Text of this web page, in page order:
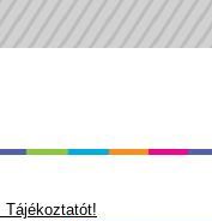
Tájékoztatót!